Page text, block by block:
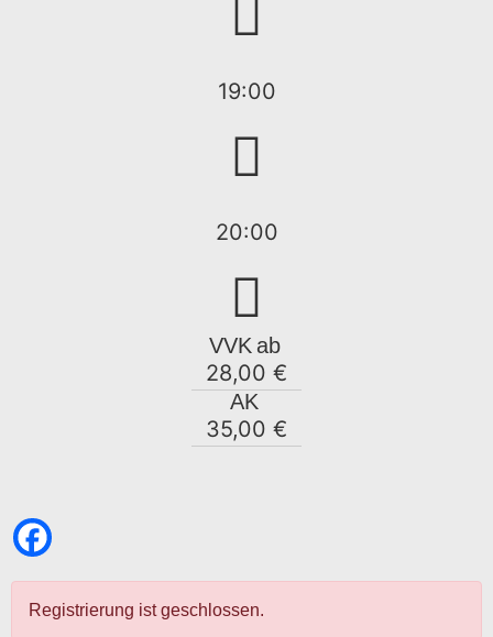
19:00
20:00
VVK ab
28,00 €
AK
35,00 €
Registrierung ist geschlossen.